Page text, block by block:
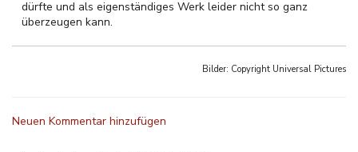
dürfte und als eigenständiges Werk leider nicht so ganz
überzeugen kann.
Bilder: Copyright Universal Pictures
Neuen Kommentar hinzufügen